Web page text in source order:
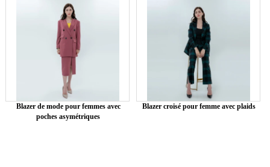
Blazer de mode pour femmes avec
poches asymétriques
Blazer croisé pour femme avec plaids